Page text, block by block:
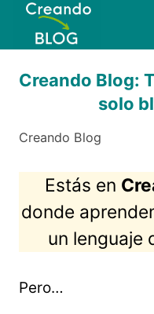
Saltar
contenido
Creando Blog:
solo
Creando Blog
Estás en
donde
un lenguaje
Pero…